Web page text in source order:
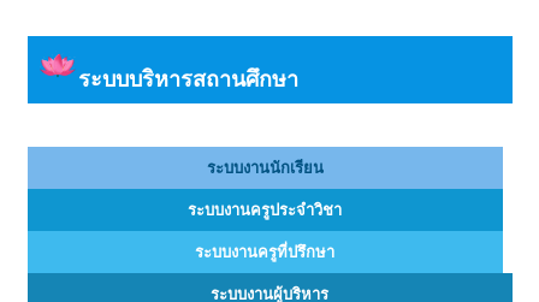
ระบบบริหารสถานศึกษา
ระบบงานนักเรียน
ระบบงานครูประจำวิชา
ระบบงานครูที่ปรึกษา
ระบบงานผู้บริหาร